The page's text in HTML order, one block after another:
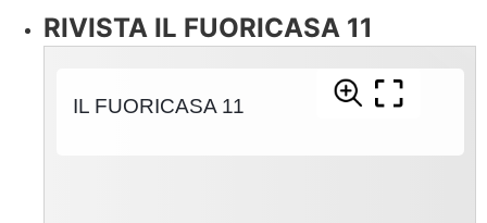
RIVISTA IL FUORICASA 11